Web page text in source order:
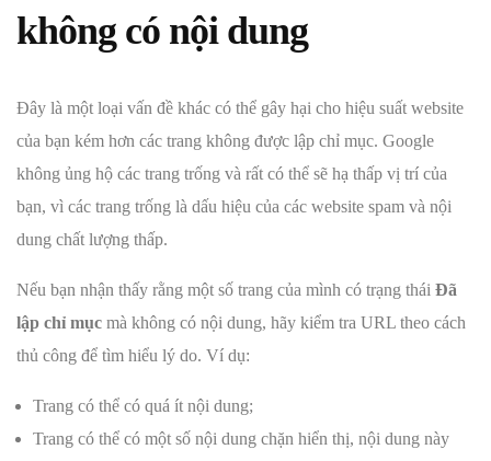
không có nội dung
Đây là một loại vấn đề khác có thể gây hại cho hiệu suất website
của bạn kém hơn các trang không được lập chỉ mục. Google
không ủng hộ các trang trống và rất có thể sẽ hạ thấp vị trí của
bạn, vì các trang trống là dấu hiệu của các website spam và nội
dung chất lượng thấp.
Nếu bạn nhận thấy rằng một số trang của mình có trạng thái Đã
lập chỉ mục mà không có nội dung, hãy kiểm tra URL theo cách
thủ công để tìm hiểu lý do. Ví dụ:
Trang có thể có quá ít nội dung;
Trang có thể có một số nội dung chặn hiển thị, nội dung này